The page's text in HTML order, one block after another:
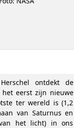
ontdekt de
het eerst zijn nieuwe
ter wereld is (1,2
van Saturnus en
het licht) in ons